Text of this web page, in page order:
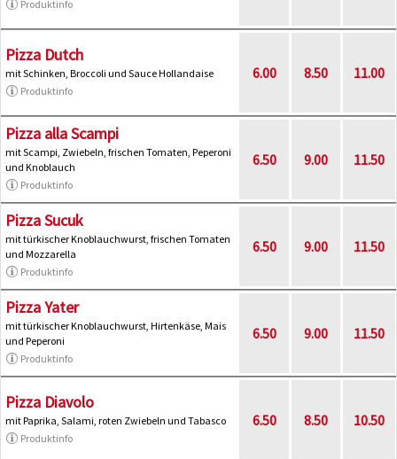
Produktinfo
Pizza Dutch
mit Schinken, Broccoli und Sauce Hollandaise
Produktinfo
6.00 8.50 11.00
Pizza alla Scampi
mit Scampi, Zwiebeln, frischen Tomaten, Peperoni
und Knoblauch
Produktinfo
6.50 9.00 11.50
Pizza Sucuk
mit türkischer Knoblauchwurst, frischen Tomaten
und Mozzarella
Produktinfo
6.50 9.00 11.50
Pizza Yater
mit türkischer Knoblauchwurst, Hirtenkäse, Mais
und Peperoni
Produktinfo
6.50 9.00 11.50
Pizza Diavolo
mit Paprika, Salami, roten Zwiebeln und Tabasco
Produktinfo
6.50 8.50 10.50